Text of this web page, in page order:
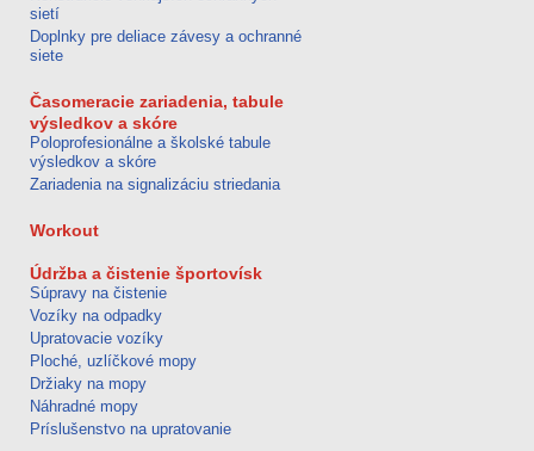
sietí
Doplnky pre deliace závesy a ochranné
siete
Časomeracie zariadenia, tabule
výsledkov a skóre
Poloprofesionálne a školské tabule
výsledkov a skóre
Zariadenia na signalizáciu striedania
Workout
Údržba a čistenie športovísk
Súpravy na čistenie
Vozíky na odpadky
Upratovacie vozíky
Ploché, uzlíčkové mopy
Držiaky na mopy
Náhradné mopy
Príslušenstvo na upratovanie